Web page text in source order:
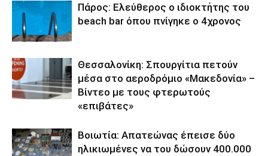
Πάρος: Ελεύθερος ο ιδιοκτήτης του
beach bar όπου πνίγηκε ο 4χρονος
Θεσσαλονίκη: Σπουργίτια πετούν
μέσα στο αεροδρόμιο «Μακεδονία» –
Βίντεο με τους φτερωτούς
«επιβάτες»
Βοιωτία: Απατεώνας έπεισε δύο
ηλικιωμένες να του δώσουν 400.000